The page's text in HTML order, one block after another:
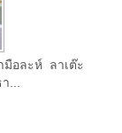
มือละห์ ลาเต๊ะ
...